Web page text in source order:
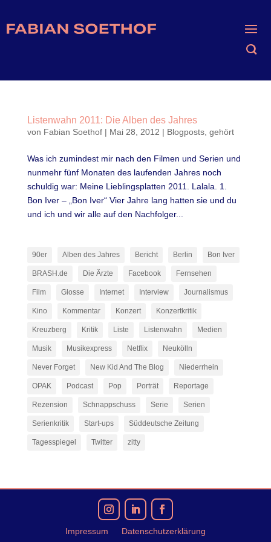
Listenwahn 2011: Die Alben des Jahres
von Fabian Soethof| Mai 28, 2012 | Blogposts, gehört
Was ich zumindest mir nach den Filmen und Serien und
nunmehr fünf Monaten des laufenden Jahres noch
schuldig war: Meine Lieblingsplatten 2011. Lalala. 1.
Bon Iver – „Bon Iver“ Vier Jahre lang hatten sie und du
und ich und wir alle auf den Nachfolger...
90er Alben des Jahres Bericht Berlin Bon Iver
BRASH.de Die Ärzte Facebook Fernsehen
Film Glosse Internet Interview Journalismus
Kino Kommentar Konzert Konzertkritik
Kreuzberg Kritik Liste Listenwahn Medien
Musik Musikexpress Netflix Neukölln
Never Forget New Kid And The Blog Niederrhein
OPAK Podcast Pop Porträt Reportage
Rezension Schnappschuss Serie Serien
Serienkritik Start-ups Süddeutsche Zeitung
Tagesspiegel Twitter zitty
Impressum Datenschutzerklärung